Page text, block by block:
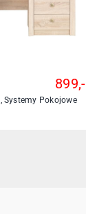
, Systemy Pokojowe
899,-